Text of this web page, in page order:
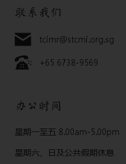
联系我们
tcimr@stcmi.org.sg
+65 6738-9569
办公时间
星期一至五 8.00am-5.00pm
星期六、日及公共假期休息